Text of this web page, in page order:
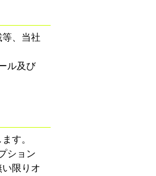
、当社
ル及び
す。
ション
限りオ